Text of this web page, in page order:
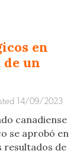
en
de un
14/09/2023
canadiense
se aprobó en
resultados de